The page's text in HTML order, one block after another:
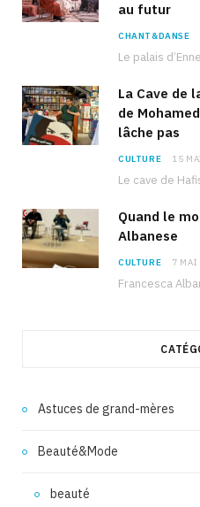
au futur
CHANT&DANSE
La Cave de
de
lâche pas
CULTURE 15
Quand le
Albanese
CULTURE 7
Astuces de grand-mères
Beauté&Mode
beauté